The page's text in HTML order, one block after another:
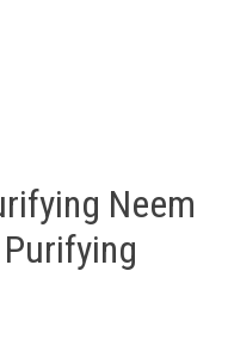
Neem